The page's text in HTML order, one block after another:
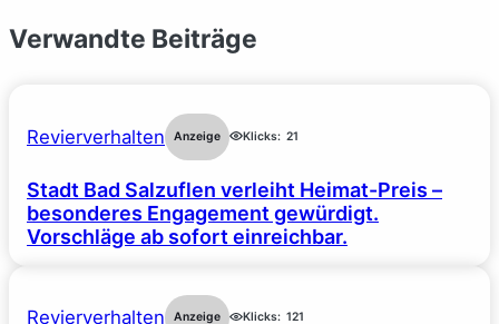
Verwandte Beiträge
Revierverhalten Anzeige Klicks: 21
Stadt Bad Salzuflen verleiht Heimat-Preis –
besonderes Engagement gewürdigt.
Vorschläge ab sofort einreichbar.
Revierverhalten Anzeige Klicks: 121